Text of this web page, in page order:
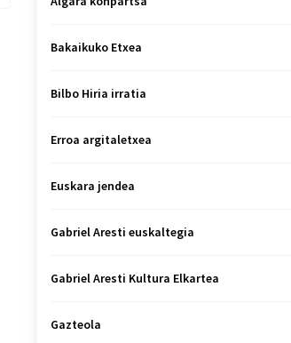
Bakaikuko Etxea
Bilbo Hiria irratia
Erroa argitaletxea
Euskara jendea
Gabriel Aresti euskaltegia
Gabriel Aresti Kultura Elkartea
Gazteola